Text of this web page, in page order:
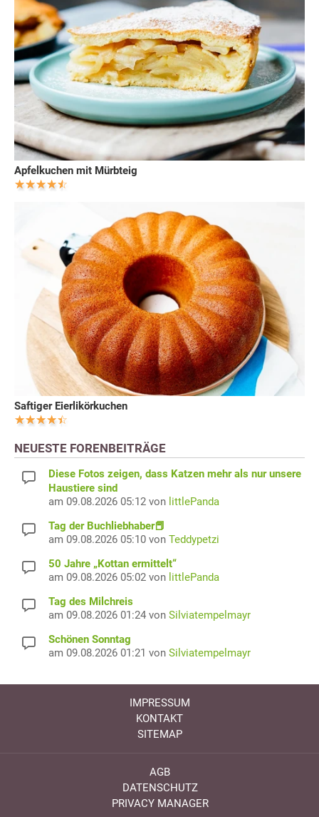
Apfelkuchen mit Mürbteig
Saftiger Eierlikörkuchen
NEUESTE FORENBEITRÄGE
Diese Fotos zeigen, dass Katzen mehr als nur unsere
Haustiere sind
am 09.08.2026 05:12 von littlePanda
Tag der Buchliebhaber📕
am 09.08.2026 05:10 von Teddypetzi
50 Jahre „Kottan ermittelt“
am 09.08.2026 05:02 von littlePanda
Tag des Milchreis
am 09.08.2026 01:24 von Silviatempelmayr
Schönen Sonntag
am 09.08.2026 01:21 von Silviatempelmayr
IMPRESSUM
KONTAKT
SITEMAP
AGB
DATENSCHUTZ
PRIVACY MANAGER